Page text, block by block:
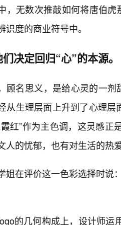
，无数次推敲如何将唐伯
识度的商业符号中。
决定回归“心”的本源。
顾名思义，是给心灵的一剂
从生理层面上升到了心理
红”作为主色调，这灵感
人的忧郁，也有对生活的热
姐在评价这一色彩选择时说
的几何构成上，设计师运